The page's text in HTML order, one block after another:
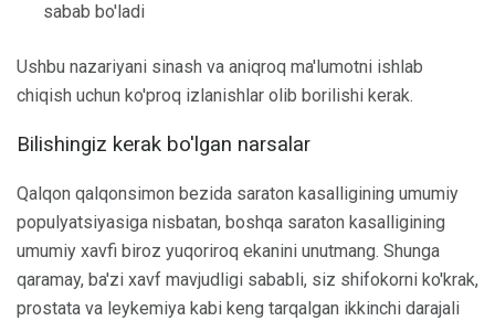
sabab bo'ladi
Ushbu nazariyani sinash va aniqroq ma'lumotni ishlab
chiqish uchun ko'proq izlanishlar olib borilishi kerak.
Bilishingiz kerak bo'lgan narsalar
Qalqon qalqonsimon bezida saraton kasalligining umumiy
populyatsiyasiga nisbatan, boshqa saraton kasalligining
umumiy xavfi biroz yuqoriroq ekanini unutmang. Shunga
qaramay, ba'zi xavf mavjudligi sababli, siz shifokorni ko'krak,
prostata va leykemiya kabi keng tarqalgan ikkinchi darajali